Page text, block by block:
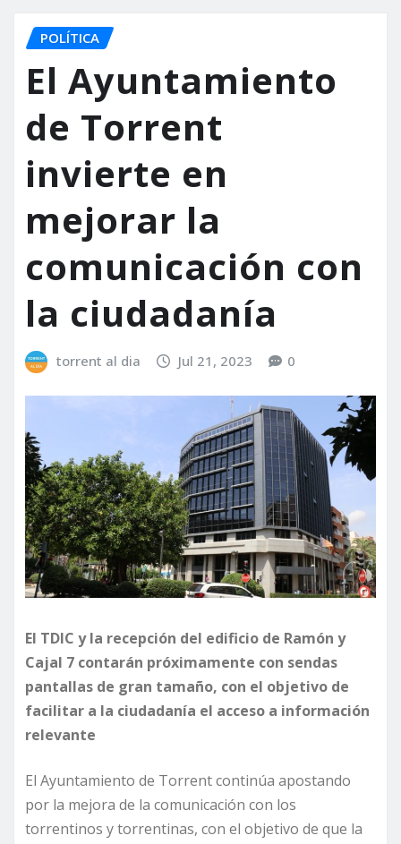
POLÍTICA
El Ayuntamiento
de Torrent
invierte en
mejorar la
comunicación con
la ciudadanía
torrent al dia Jul 21, 2023 0
El TDIC y la recepción del edificio de Ramón y
Cajal 7 contarán próximamente con sendas
pantallas de gran tamaño, con el objetivo de
facilitar a la ciudadanía el acceso a información
relevante
El Ayuntamiento de Torrent continúa apostando
por la mejora de la comunicación con los
torrentinos y torrentinas, con el objetivo de que la